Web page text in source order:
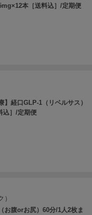
本［送料込］/定期便
】経口GLP-1（リベルサス）
込］/定期便
お腹orお尻）60分/1人2枚ま